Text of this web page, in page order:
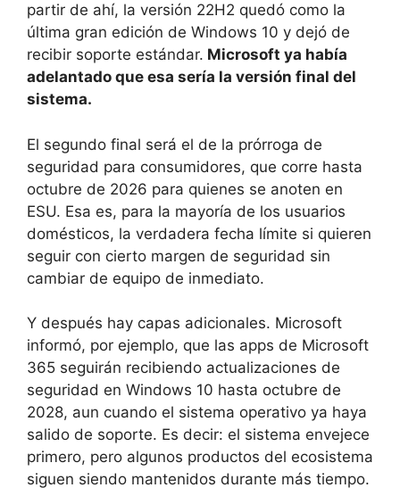
partir de ahí, la versión 22H2 quedó como la
última gran edición de Windows 10 y dejó de
recibir soporte estándar. Microsoft ya había
adelantado que esa sería la versión final del
sistema.
El segundo final será el de la prórroga de
seguridad para consumidores, que corre hasta
octubre de 2026 para quienes se anoten en
ESU. Esa es, para la mayoría de los usuarios
domésticos, la verdadera fecha límite si quieren
seguir con cierto margen de seguridad sin
cambiar de equipo de inmediato.
Y después hay capas adicionales. Microsoft
informó, por ejemplo, que las apps de Microsoft
365 seguirán recibiendo actualizaciones de
seguridad en Windows 10 hasta octubre de
2028, aun cuando el sistema operativo ya haya
salido de soporte. Es decir: el sistema envejece
primero, pero algunos productos del ecosistema
siguen siendo mantenidos durante más tiempo.